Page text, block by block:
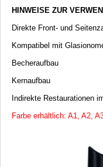
HINWEISE ZUR
Direkte Front- und
Kompatibel mit
Becheraufbau
Kernaufbau
Indirekte Restaurationen
Farbe erhältlich: A1, A2,